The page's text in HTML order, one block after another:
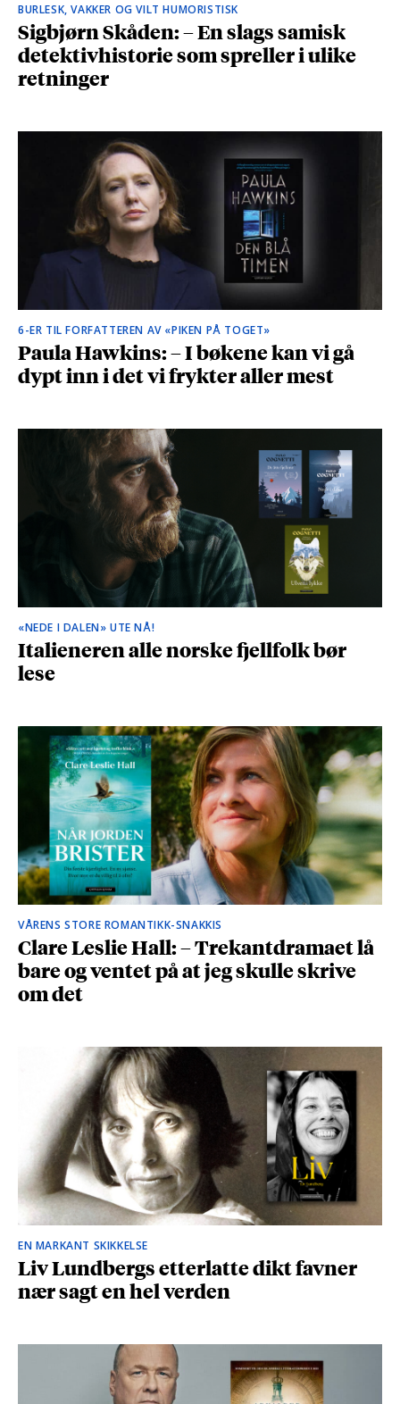
BURLESK, VAKKER OG VILT HUMORISTISK
Sigbjørn Skåden: – En slags samisk
detektivhistorie som spreller i ulike
retninger
6-ER TIL FORFATTEREN AV «PIKEN PÅ TOGET»
Paula Hawkins: – I bøkene kan vi gå
dypt inn i det vi frykter aller mest
«NEDE I DALEN» UTE NÅ!
Italieneren alle norske fjellfolk bør
lese
VÅRENS STORE ROMANTIKK-SNAKKIS
Clare Leslie Hall: – Trekantdramaet lå
bare og ventet på at jeg skulle skrive
om det
EN MARKANT SKIKKELSE
Liv Lundbergs etterlatte dikt favner
nær sagt en hel verden